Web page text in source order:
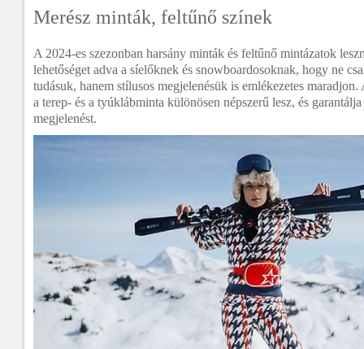
Merész minták, feltűnő színek
A 2024-es szezonban harsány minták és feltűnő mintázatok
lehetőséget adva a síelőknek és snowboardosoknak, hogy ne
tudásuk, hanem stílusos megjelenésük is emlékezetes
a terep- és a tyúklábminta különösen népszerű lesz, és
megjelenést.